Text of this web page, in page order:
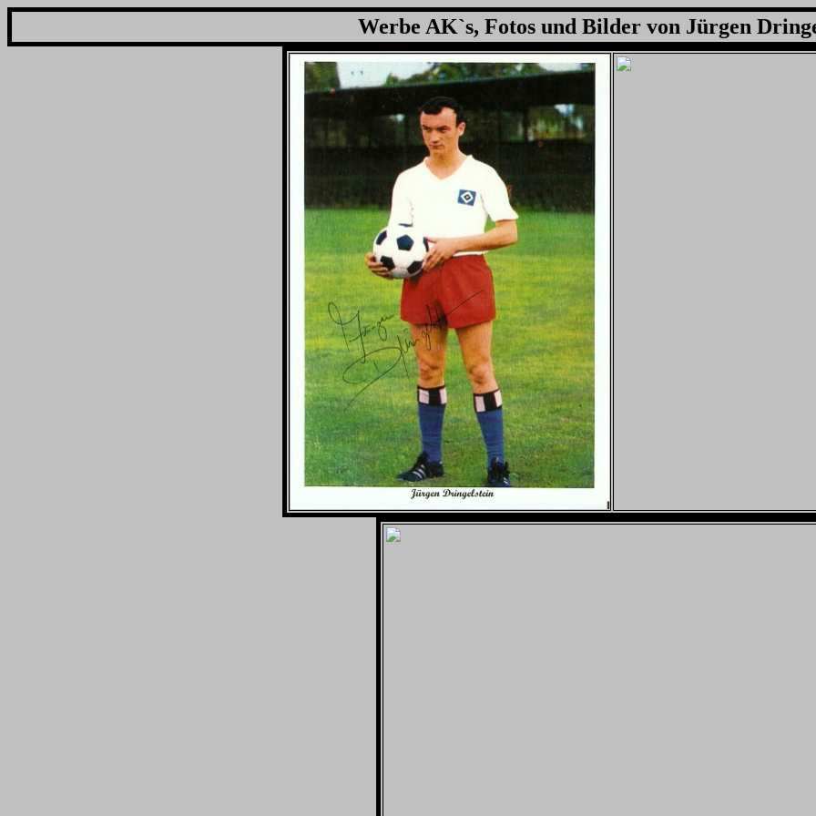
Werbe AK`s, Fotos und Bilder von Jürgen